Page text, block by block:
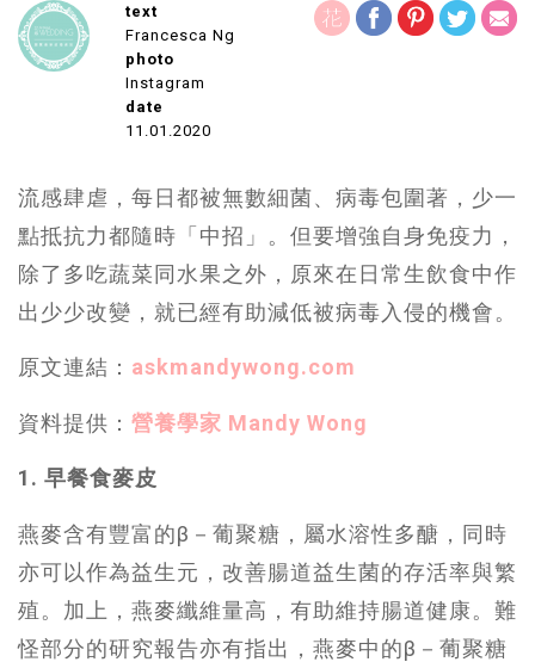
text
Francesca Ng
photo
Instagram
date
11.01.2020
流感肆虐，每日都被無數細菌、病毒包圍著，少一
點抵抗力都隨時「中招」。但要增強自身免疫力，
除了多吃蔬菜同水果之外，原來在日常生飲食中作
出少少改變，就已經有助減低被病毒入侵的機會。
原文連結： askmandywong.com
資料提供： 營養學家 Mandy Wong
1. 早餐食麥皮
燕麥含有豐富的β－葡聚糖，屬水溶性多醣，同時
亦可以作為益生元，改善腸道益生菌的存活率與繁
殖。加上，燕麥纖維量高，有助維持腸道健康。難
怪部分的研究報告亦有指出，燕麥中的β－葡聚糖